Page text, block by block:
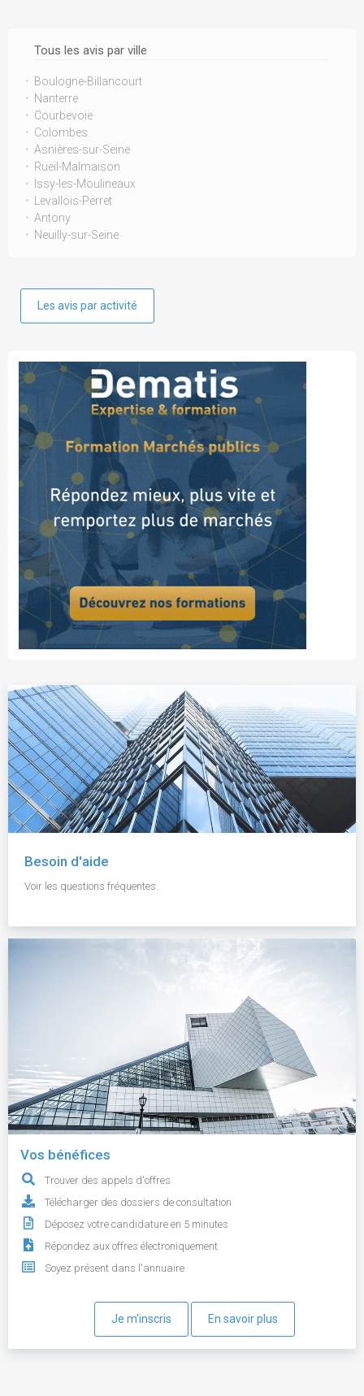
Tous les avis par ville
Boulogne-Billancourt
Nanterre
Courbevoie
Colombes
Asnières-sur-Seine
Rueil-Malmaison
Issy-les-Moulineaux
Levallois-Perret
Antony
Neuilly-sur-Seine
Les avis par activité
Besoin d'aide
Voir les questions fréquentes.
Vos bénéfices
Trouver des appels d'offres
Télécharger des dossiers de consultation
Déposez votre candidature en 5 minutes
Répondez aux offres électroniquement
Soyez présent dans l'annuaire
Je m'inscris En savoir plus